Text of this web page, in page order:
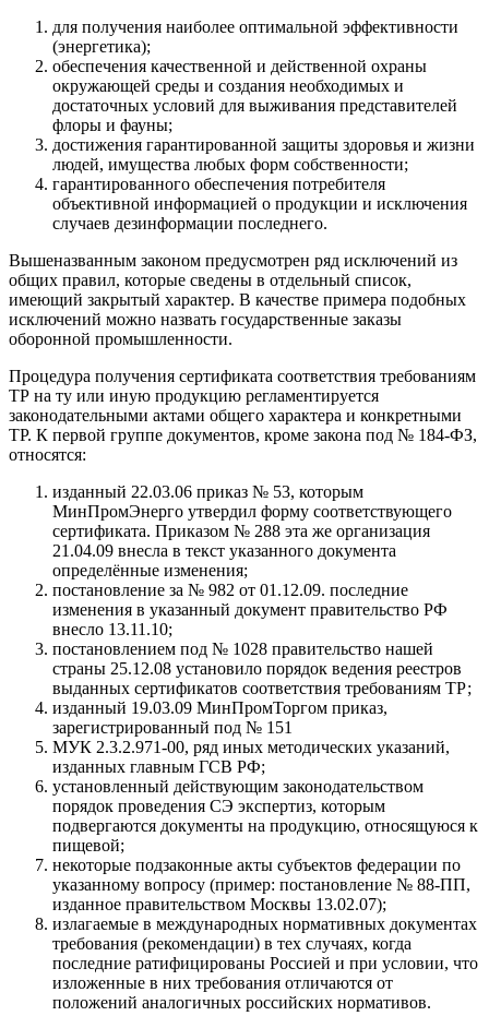
для получения наиболее оптимальной эффективности
(энергетика);
обеспечения качественной и действенной охраны
окружающей среды и создания необходимых и
достаточных условий для выживания представителей
флоры и фауны;
достижения гарантированной защиты здоровья и жизни
людей, имущества любых форм собственности;
гарантированного обеспечения потребителя
объективной информацией о продукции и исключения
случаев дезинформации последнего.
Вышеназванным законом предусмотрен ряд исключений из
общих правил, которые сведены в отдельный список,
имеющий закрытый характер. В качестве примера подобных
исключений можно назвать государственные заказы
оборонной промышленности.
Процедура получения сертификата соответствия требованиям
ТР на ту или иную продукцию регламентируется
законодательными актами общего характера и конкретными
ТР. К первой группе документов, кроме закона под № 184-ФЗ,
относятся:
изданный 22.03.06 приказ № 53, которым
МинПромЭнерго утвердил форму соответствующего
сертификата. Приказом № 288 эта же организация
21.04.09 внесла в текст указанного документа
определённые изменения;
постановление за № 982 от 01.12.09. последние
изменения в указанный документ правительство РФ
внесло 13.11.10;
постановлением под № 1028 правительство нашей
страны 25.12.08 установило порядок ведения реестров
выданных сертификатов соответствия требованиям ТР;
изданный 19.03.09 МинПромТоргом приказ,
зарегистрированный под № 151
МУК 2.3.2.971-00, ряд иных методических указаний,
изданных главным ГСВ РФ;
установленный действующим законодательством
порядок проведения СЭ экспертиз, которым
подвергаются документы на продукцию, относящуюся к
пищевой;
некоторые подзаконные акты субъектов федерации по
указанному вопросу (пример: постановление № 88-ПП,
изданное правительством Москвы 13.02.07);
излагаемые в международных нормативных документах
требования (рекомендации) в тех случаях, когда
последние ратифицированы Россией и при условии, что
изложенные в них требования отличаются от
положений аналогичных российских нормативов.